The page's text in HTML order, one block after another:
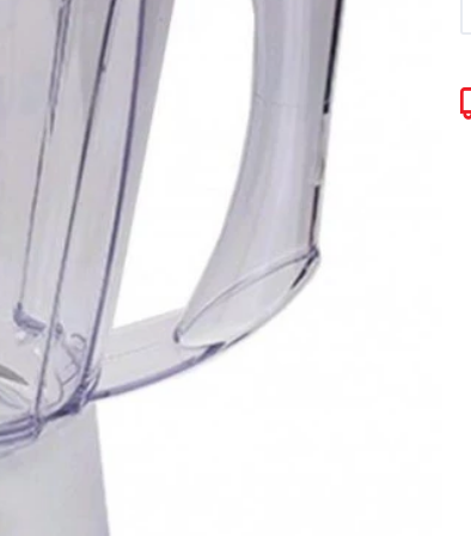
Torradeira
Sanduicheira Peças
Umidificador Peças
Liquidificador
Mixer
Panelas Elétricas